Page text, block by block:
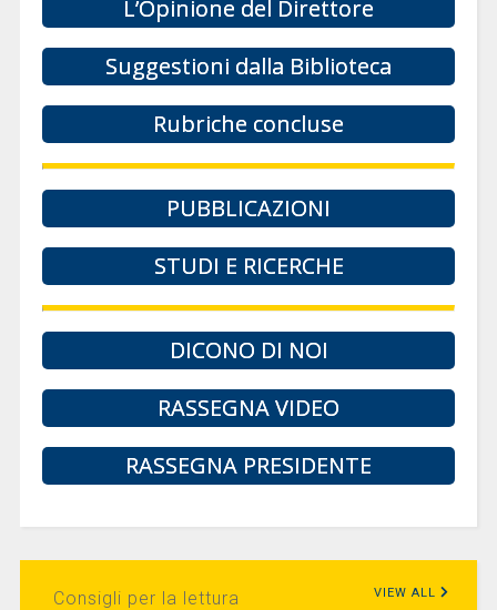
L’Opinione del Direttore
Suggestioni dalla Biblioteca
Rubriche concluse
PUBBLICAZIONI
STUDI E RICERCHE
DICONO DI NOI
RASSEGNA VIDEO
RASSEGNA PRESIDENTE
Consigli per la lettura VIEW ALL